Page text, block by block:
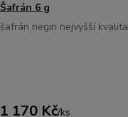
Šafrán 6 g
šafrán negin nejvyšší kvalita
1 170 Kč/ks